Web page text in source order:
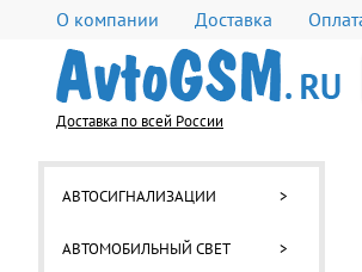
О компании Доставка
Доставка по всей России
АВТОСИГНАЛИЗАЦИИ >
АВТОМОБИЛЬНЫЙ СВЕТ >